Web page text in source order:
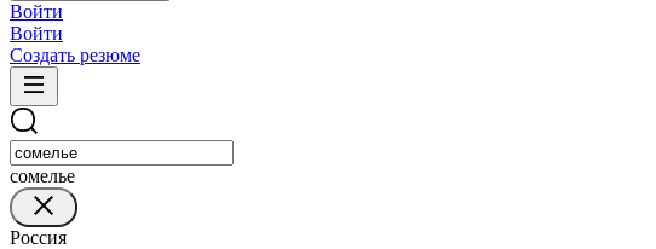
Войти
Войти
Создать резюме
сомелье
Россия